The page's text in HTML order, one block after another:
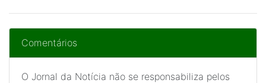
Comentários
O Jornal da Notícia não se responsabiliza pelos